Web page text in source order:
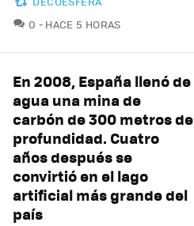
0 COMENTARIOS
HACE 5 HORAS
En 2008, España llenó de
agua una mina de
carbón de 300 metros de
profundidad. Cuatro
años después se
convirtió en el lago
artificial más grande del
país